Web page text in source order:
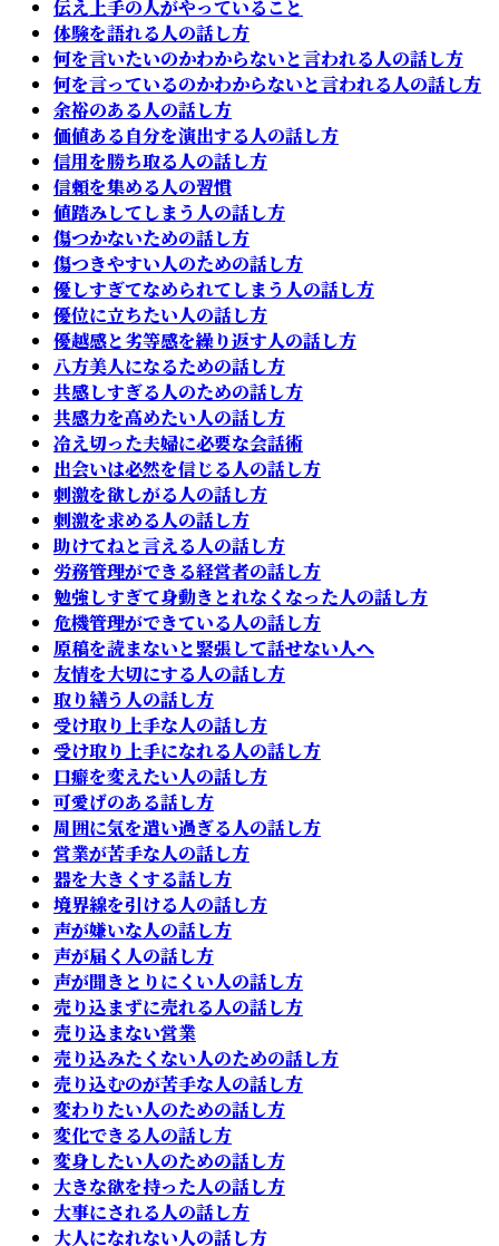
伝え上手の人がやっていること
体験を語れる人の話し方
何を言いたいのかわからないと言われる人の話し方
何を言っているのかわからないと言われる人の話し方
余裕のある人の話し方
価値ある自分を演出する人の話し方
信用を勝ち取る人の話し方
信頼を集める人の習慣
値踏みしてしまう人の話し方
傷つかないための話し方
傷つきやすい人のための話し方
優しすぎてなめられてしまう人の話し方
優位に立ちたい人の話し方
優越感と劣等感を繰り返す人の話し方
八方美人になるための話し方
共感しすぎる人のための話し方
共感力を高めたい人の話し方
冷え切った夫婦に必要な会話術
出会いは必然を信じる人の話し方
刺激を欲しがる人の話し方
刺激を求める人の話し方
助けてねと言える人の話し方
労務管理ができる経営者の話し方
勉強しすぎて身動きとれなくなった人の話し方
危機管理ができている人の話し方
原稿を読まないと緊張して話せない人へ
友情を大切にする人の話し方
取り繕う人の話し方
受け取り上手な人の話し方
受け取り上手になれる人の話し方
口癖を変えたい人の話し方
可愛げのある話し方
周囲に気を遣い過ぎる人の話し方
営業が苦手な人の話し方
器を大きくする話し方
境界線を引ける人の話し方
声が嫌いな人の話し方
声が届く人の話し方
声が聞きとりにくい人の話し方
売り込まずに売れる人の話し方
売り込まない営業
売り込みたくない人のための話し方
売り込むのが苦手な人の話し方
変わりたい人のための話し方
変化できる人の話し方
変身したい人のための話し方
大きな欲を持った人の話し方
大事にされる人の話し方
大人になれない人の話し方